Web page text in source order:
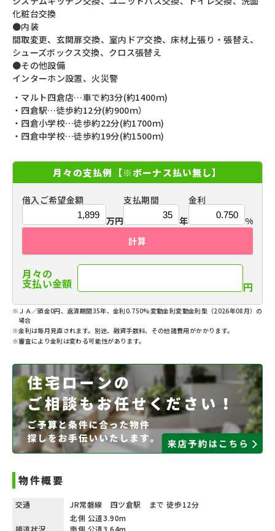
化粧台交換
●内装
間取変更、玄関扉交換、室内ドア交換、床材上張り・張替え、
シューズボックス交換、クロス張替え
●その他設備
インターホン設置、火災警
・マルト四倉店…車で約3分(約1400ｍ)
・四倉駅…徒歩約12分(約900ｍ）
・四倉小学校…徒歩約22分(約1700ｍ)
・四倉中学校…徒歩約19分(約1500ｍ)
月々の支払例 【※ボーナス払い無し】
借入ご希望金額
万円
支払期間
年
金利
%
計算
月々の
支払い金額 円
※ＪＡ／頭金0円、返済期間35年、金利0.750%変動金利変動金利型（2026年08月）の
場合
※金利は毎月見直されます。別途、融資手数料、その他諸費用がかかります。
※審査により金利は変わる可能性があります。
物件概要
交通 JR常磐線 四ツ倉駅 まで 徒歩12分
北側 公道3.90m